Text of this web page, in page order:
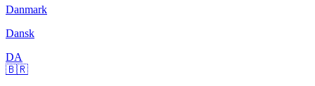
Danmark
Dansk
DA
🇧🇷